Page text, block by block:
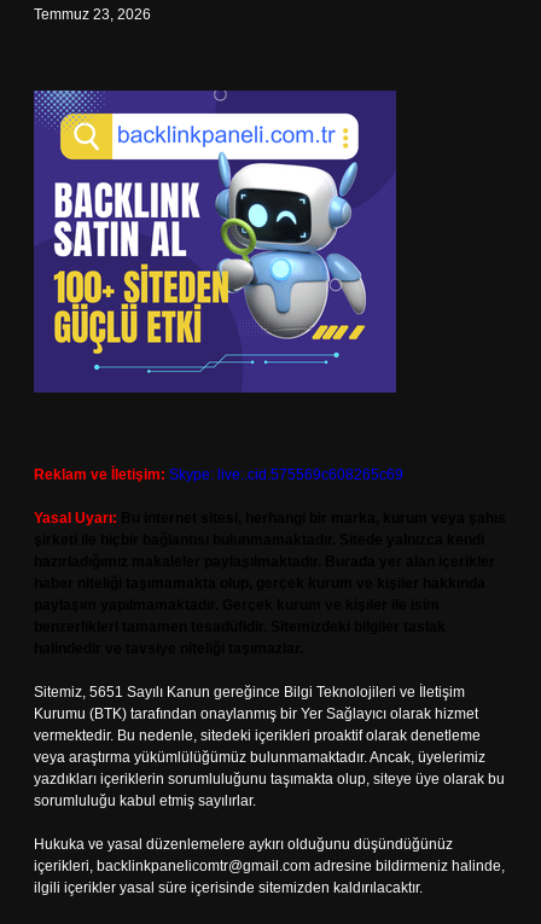
Temmuz 23, 2026
Reklam ve İletişim: Skype: live:.cid.575569c608265c69
Yasal Uyarı:
Sitemiz, 5651 Sayılı Kanun gereğince Bilgi Teknolojileri ve İletişim
Kurumu (BTK) tarafından onaylanmış bir Yer Sağlayıcı olarak hizmet
vermektedir. Bu nedenle, sitedeki içerikleri proaktif olarak denetleme
veya araştırma yükümlülüğümüz bulunmamaktadır. Ancak, üyelerimiz
yazdıkları içeriklerin sorumluluğunu taşımakta olup, siteye üye olarak bu
sorumluluğu kabul etmiş sayılırlar.
Hukuka ve yasal düzenlemelere aykırı olduğunu düşündüğünüz
içerikleri, backlinkpanelicomtr@gmail.com adresine bildirmeniz halinde,
ilgili içerikler yasal süre içerisinde sitemizden kaldırılacaktır.